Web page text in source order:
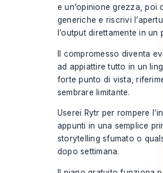
e un’opinione grezza, poi
generiche e riscrivi
l’output direttamente in un
Il compromesso diventa
ad appiattire tutto in un
forte punto di vista,
sembrare limitante.
Userei Rytr per rompere
appunti in una semplice
storytelling sfumato o
dopo settimana.